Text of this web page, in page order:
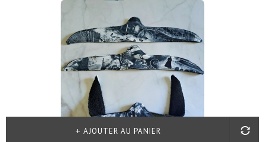
AJOUTER AU PANIER